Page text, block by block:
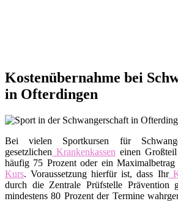
Kostenübernahme bei
in Ofterdingen
Bei vielen Sportkursen für
gesetzlichen Krankenkassen einen
häufig 75 Prozent oder ein
Kurs. Voraussetzung hierfür ist, dass Ihr
durch die Zentrale Prüfstelle Prävention
mindestens 80 Prozent der Termine